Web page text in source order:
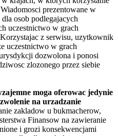
prezentowane w
osob podlegajacych
uczestnictwo w grach
z serwisu, uzytkownik
uczestnictwo w grach
dozwolona i ponosi
zlozonego przez siebie
moga oferowac jedynie
na urzadzanie
zakladow u bukmacherow,
Finansow na zawieranie
i grozi konsekwencjami